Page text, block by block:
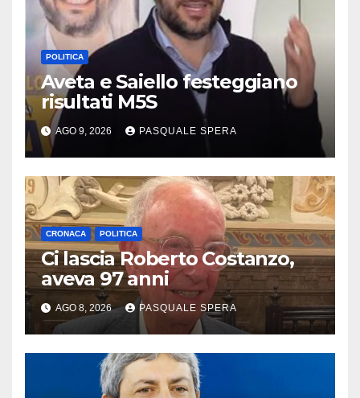
POLITICA
Aveta e Saiello festeggiano
risultati M5S
AGO 9, 2026 PASQUALE SPERA
CRONACA POLITICA
Ci lascia Roberto Costanzo,
aveva 97 anni
AGO 8, 2026 PASQUALE SPERA